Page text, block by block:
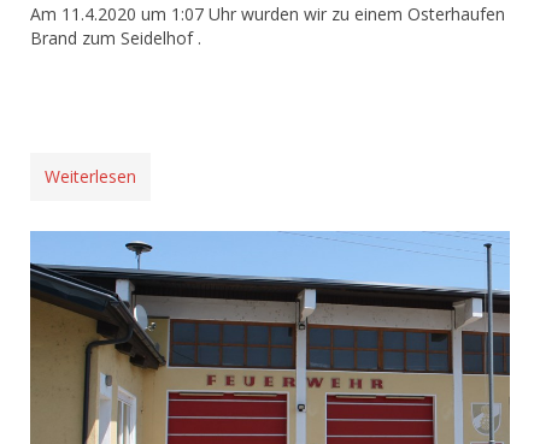
Am 11.4.2020 um 1:07 Uhr wurden wir zu einem Osterhaufen
Brand zum Seidelhof .
Weiterlesen